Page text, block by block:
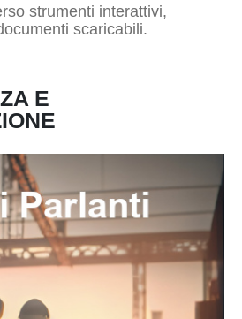
strumenti interattivi,
scaricabili.
E